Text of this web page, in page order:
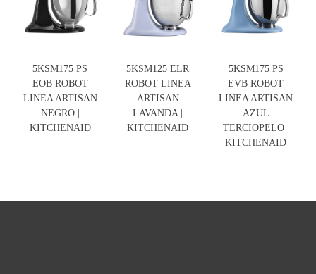
5KSM175 PS
EOB ROBOT
LINEA ARTISAN
NEGRO |
KITCHENAID
5KSM125 ELR
ROBOT LINEA
ARTISAN
LAVANDA |
KITCHENAID
5KSM175 PS
EVB ROBOT
LINEA ARTISAN
AZUL
TERCIOPELO |
KITCHENAID